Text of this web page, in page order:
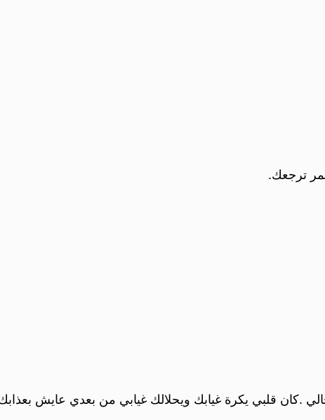
ترجعك.
قلبي يكرة غيابك ويحلالك غيابي من بعدي عايش